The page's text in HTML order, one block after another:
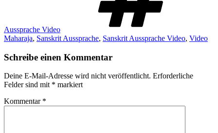
Aussprache Video
Maharaja, Sanskrit Aussprache, Sanskrit Aussprache Video, Video
Schreibe einen Kommentar
Deine E-Mail-Adresse wird nicht veröffentlicht. Erforderliche
Felder sind mit * markiert
Kommentar *